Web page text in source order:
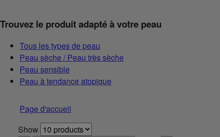
Trouvez le produit adapté à votre peau
Tous les types de peau
Peau sèche / Peau très sèche
Peau sensible
Peau à tendance atopique
Page d'accueil
Show